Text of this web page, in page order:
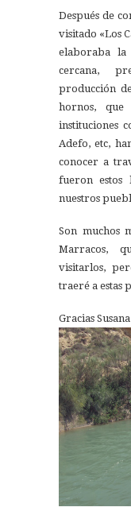
Después de
visitado «Los
elaboraba la
cercana,
producción
hornos,
instituciones
Adefo, etc,
conocer a
fueron estos
nuestros
Son muchos
Marracos,
visitarlos,
traeré a estas
Gracias